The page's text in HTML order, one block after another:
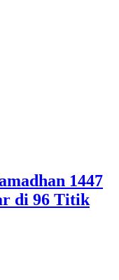
1447
di 96 Titik